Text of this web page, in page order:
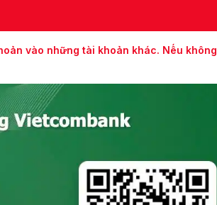
vào những tài khoản khác. Nếu không